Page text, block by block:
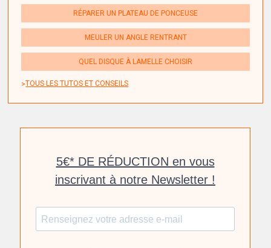
RÉPARER UN PLATEAU DE PONCEUSE
MEULER UN ANGLE RENTRANT
QUEL DISQUE À LAMELLE CHOISIR
TOUS LES TUTOS ET CONSEILS